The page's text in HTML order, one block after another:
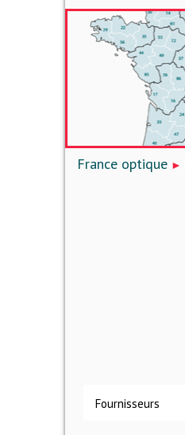
France optique
Fournisseurs